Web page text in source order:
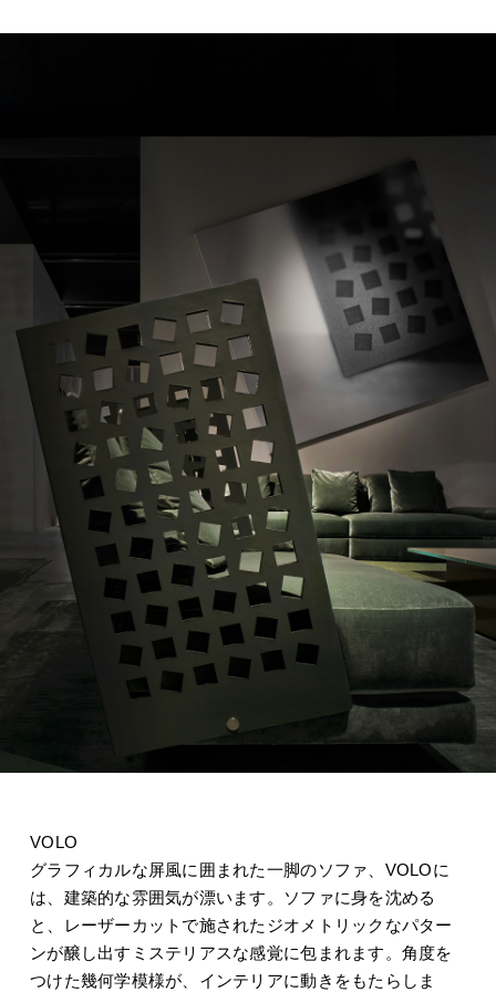
VOLO
グラフィカルな屏風に囲まれた一脚のソファ、VOLOに
は、建築的な雰囲気が漂います。ソファに身を沈める
と、レーザーカットで施されたジオメトリックなパター
ンが醸し出すミステリアスな感覚に包まれます。角度を
つけた幾何学模様が、インテリアに動きをもたらしま